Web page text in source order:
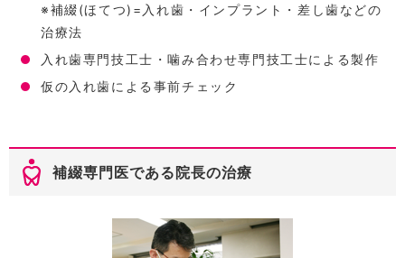
※補綴(ほてつ)=入れ歯・インプラント・差し歯などの
治療法
入れ歯専門技工士・噛み合わせ専門技工士による製作
仮の入れ歯による事前チェック
補綴専門医である院長の治療